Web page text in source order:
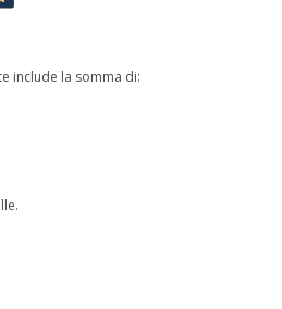
include la somma di: